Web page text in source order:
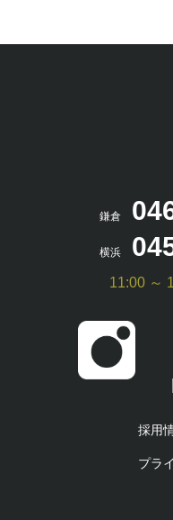
鎌倉
横浜
11:00 ～
採用
プラ